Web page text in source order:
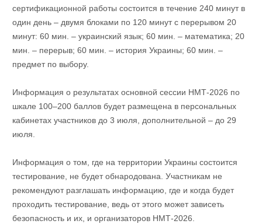
сертификационной работы состоится в течение 240 минут в
один день – двумя блоками по 120 минут с перерывом 20
минут: 60 мин. – украинский язык; 60 мин. – математика; 20
мин. – перерыв; 60 мин. – история Украины; 60 мин. –
предмет по выбору.
Информация о результатах основной сессии НМТ-2026 по
шкале 100–200 баллов будет размещена в персональных
кабинетах участников до 3 июля, дополнительной – до 29
июля.
Информация о том, где на территории Украины состоится
тестирование, не будет обнародована. Участникам не
рекомендуют разглашать информацию, где и когда будет
проходить тестирование, ведь от этого может зависеть
безопасность и их, и организаторов НМТ-2026.